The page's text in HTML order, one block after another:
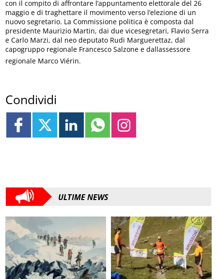
con il compito di affrontare l’appuntamento elettorale del 26
maggio e di traghettare il movimento verso l’elezione di un
nuovo segretario. La Commissione politica è composta dal
presidente Maurizio Martin, dai due vicesegretari, Flavio Serra
e Carlo Marzi, dal neo deputato Rudi Marguerettaz, dal
capogruppo regionale Francesco Salzone e dallassessore
regionale Marco Viérin.
Condividi
ULTIME NEWS